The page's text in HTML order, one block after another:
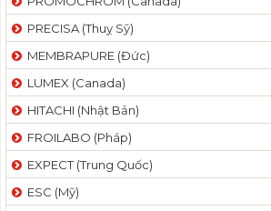
PRECISA (Thuỵ Sỹ)
MEMBRAPURE (Đức)
LUMEX (Canada)
HITACHI (Nhật Bản)
FROILABO (Pháp)
EXPECT (Trung Quốc)
ESC (Mỹ)